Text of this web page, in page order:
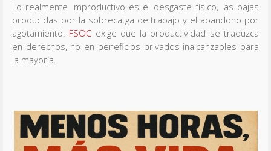
Lo realmente improductivo es el desgaste físico, las bajas
producidas por la sobrecatga de trabajo y el abandono por
agotamiento. FSOC exige que la productividad se traduzca
en derechos, no en beneficios privados inalcanzables para
la mayoría.